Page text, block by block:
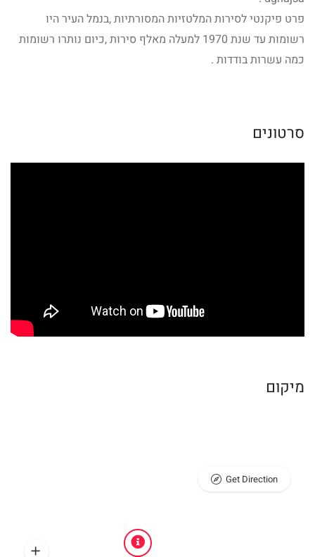
פרט פיקנטי לסירות המלטזיות המסורתיות ,בנמל העיר היו
רשומות עד שנת 1970 למעלה מאלף סירות ,כיום נותרו רשומות
כמה עשרות בודדות .
סרטונים
מיקום
Get Direction